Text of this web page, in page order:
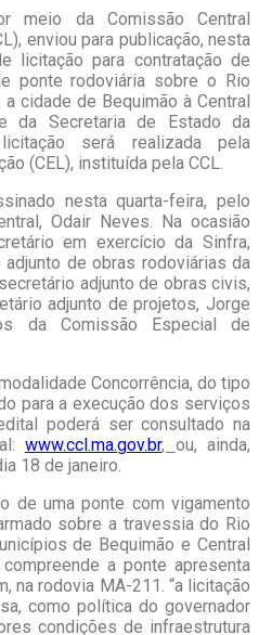
meio da Comissão Central
enviou para publicação, nesta
licitação para contratação de
ponte rodoviária sobre o Rio
cidade de Bequimão à Central
da Secretaria de Estado da
será realizada pela
(CEL), instituída pela CCL.
nesta quarta-feira, pelo
Odair Neves. Na ocasião
em exercício da Sinfra,
de obras rodoviárias da
adjunto de obras civis,
adjunto de projetos, Jorge
da Comissão Especial de
Concorrência, do tipo
para a execução dos serviços
poderá ser consultado na
www.ccl.ma.gov.br, ou, ainda,
18 de janeiro.
de uma ponte com vigamento
sobre a travessia do Rio
de Bequimão e Central
a ponte apresenta
na rodovia MA-211. “a licitação
como política do governador
condições de infraestrutura